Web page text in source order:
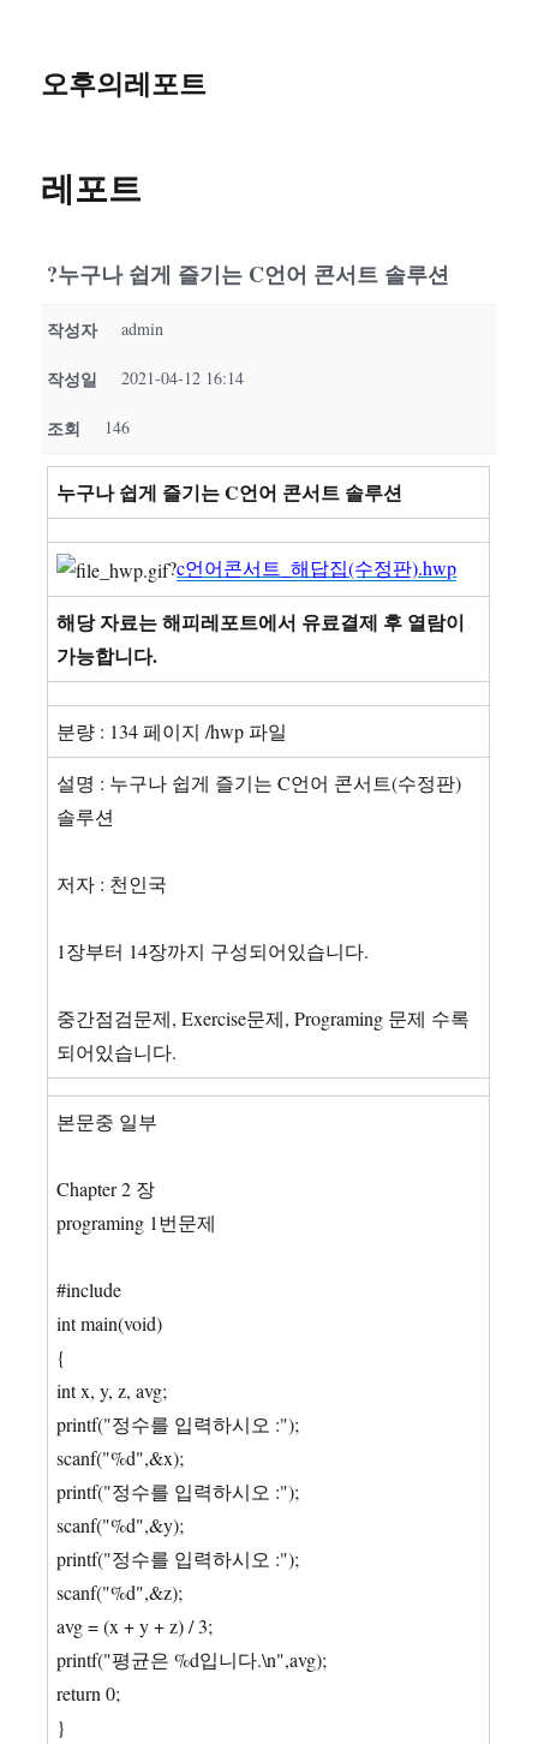
오후의레포트
레포트
?누구나 쉽게 즐기는 C언어 콘서트 솔루션
작성자 admin
작성일 2021-04-12 16:14
조회 146
누구나 쉽게 즐기는 C언어 콘서트 솔루션
?c언어콘서트_해답집(수정판).hwp
해당 자료는 해피레포트에서 유료결제 후 열람이
가능합니다.
분량 : 134 페이지 /hwp 파일
설명 : 누구나 쉽게 즐기는 C언어 콘서트(수정판)
솔루션
저자 : 천인국
1장부터 14장까지 구성되어있습니다.
중간점검문제, Exercise문제, Programing 문제 수록
되어있습니다.
본문중 일부
Chapter 2 장
programing 1번문제
#include
int main(void)
{
int x, y, z, avg;
printf("정수를 입력하시오 :");
scanf("%d",&x);
printf("정수를 입력하시오 :");
scanf("%d",&y);
printf("정수를 입력하시오 :");
scanf("%d",&z);
avg = (x + y + z) / 3;
printf("평균은 %d입니다.\n",avg);
return 0;
}